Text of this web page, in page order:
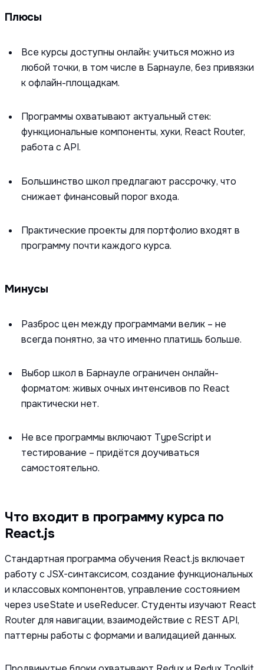
Плюсы
Все курсы доступны онлайн: учиться можно из
любой точки, в том числе в Барнауле, без привязки
к офлайн-площадкам.
Программы охватывают актуальный стек:
функциональные компоненты, хуки, React Router,
работа с API.
Большинство школ предлагают рассрочку, что
снижает финансовый порог входа.
Практические проекты для портфолио входят в
программу почти каждого курса.
Минусы
Разброс цен между программами велик – не
всегда понятно, за что именно платишь больше.
Выбор школ в Барнауле ограничен онлайн-
форматом: живых очных интенсивов по React
практически нет.
Не все программы включают TypeScript и
тестирование – придётся доучиваться
самостоятельно.
Что входит в программу курса по
React.js
Стандартная программа обучения React.js включает
работу с JSX-синтаксисом, создание функциональных
и классовых компонентов, управление состоянием
через useState и useReducer. Студенты изучают React
Router для навигации, взаимодействие с REST API,
паттерны работы с формами и валидацией данных.